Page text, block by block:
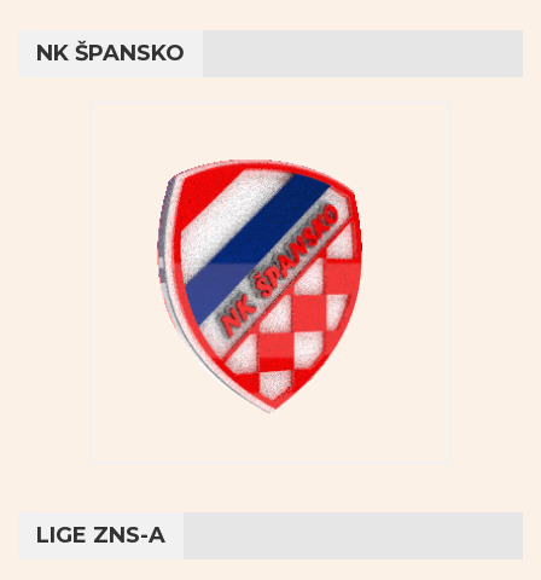
NK ŠPANSKO
LIGE ZNS-A